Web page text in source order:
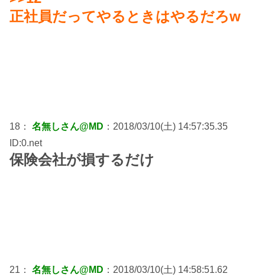
正社員だってやるときはやるだろw
18： 名無しさん@MD ：2018/03/10(土) 14:57:35.35
ID:0.net
保険会社が損するだけ
21： 名無しさん@MD ：2018/03/10(土) 14:58:51.62